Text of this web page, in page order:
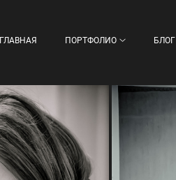
ГЛАВНАЯ ПОРТФОЛИО БЛОГ